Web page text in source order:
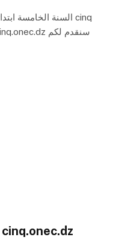
نتائج الخامسة ابتدائي 2021 cinq.onec.dz